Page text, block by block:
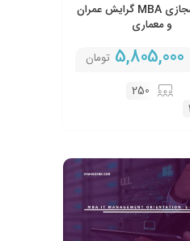
آموزش مجازی MBA گرایش عمران
و معماری
5,805,000 تومان
250